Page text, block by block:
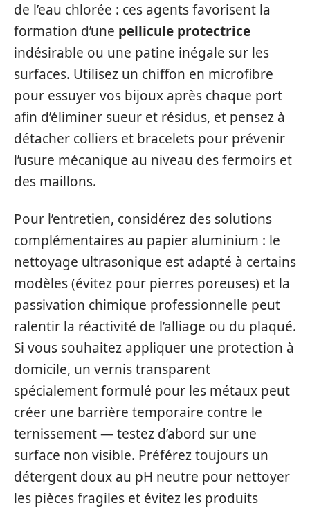
de l’eau chlorée : ces agents favorisent la
formation d’une pellicule protectrice
indésirable ou une patine inégale sur les
surfaces. Utilisez un chiffon en microfibre
pour essuyer vos bijoux après chaque port
afin d’éliminer sueur et résidus, et pensez à
détacher colliers et bracelets pour prévenir
l’usure mécanique au niveau des fermoirs et
des maillons.
Pour l’entretien, considérez des solutions
complémentaires au papier aluminium : le
nettoyage ultrasonique est adapté à certains
modèles (évitez pour pierres poreuses) et la
passivation chimique professionnelle peut
ralentir la réactivité de l’alliage ou du plaqué.
Si vous souhaitez appliquer une protection à
domicile, un vernis transparent
spécialement formulé pour les métaux peut
créer une barrière temporaire contre le
ternissement — testez d’abord sur une
surface non visible. Préférez toujours un
détergent doux au pH neutre pour nettoyer
les pièces fragiles et évitez les produits